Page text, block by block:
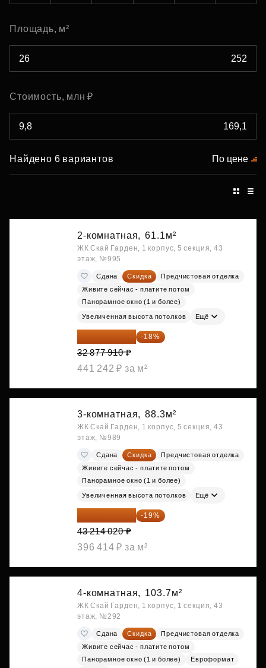
Площадь, м²
Стоимость, млн ₽
Найдено 6 вариантов По цене
2-комнатная, 61.1м²
ЖК Скай Гарден, 1 корпус, 5 секция, 43
этаж, №995
Сдана Скидка
Предчистовая отделка
Живите сейчас - платите потом
Панорамное окно (1 и более)
Увеличенная высота потолков Ещё
26 959 886 ₽ -18%
32 877 910 ₽
441 242 ₽ за м²
3-комнатная, 88.3м²
ЖК Скай Гарден, 1 корпус, 5 секция, 43
этаж, №989
Сдана Скидка
Предчистовая отделка
Живите сейчас - платите потом
Панорамное окно (1 и более)
Увеличенная высота потолков Ещё
35 003 356 ₽ -19%
43 214 020 ₽
396 414 ₽ за м²
4-комнатная, 103.7м²
ЖК Скай Гарден, 1 корпус, 1 секция, 43
этаж, №292
Сдана Скидка
Предчистовая отделка
Живите сейчас - платите потом
Панорамное окно (1 и более)
Евроформат